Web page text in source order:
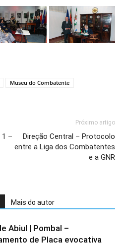
Museu do Combatente
1 –
Próximo artigo
Direção Central – Protocolo
entre a Liga dos Combatentes
e a GNR
Mais do autor
Abiul | Pombal –
de Placa evocativa